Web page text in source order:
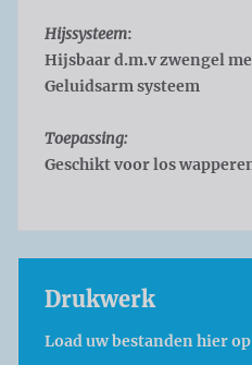
Hijssysteem:
Hijsbaar d.m.v zwengel
Geluidsarm systeem
Toepassing:
Geschikt voor los
Drukwerk
Load uw bestanden hier